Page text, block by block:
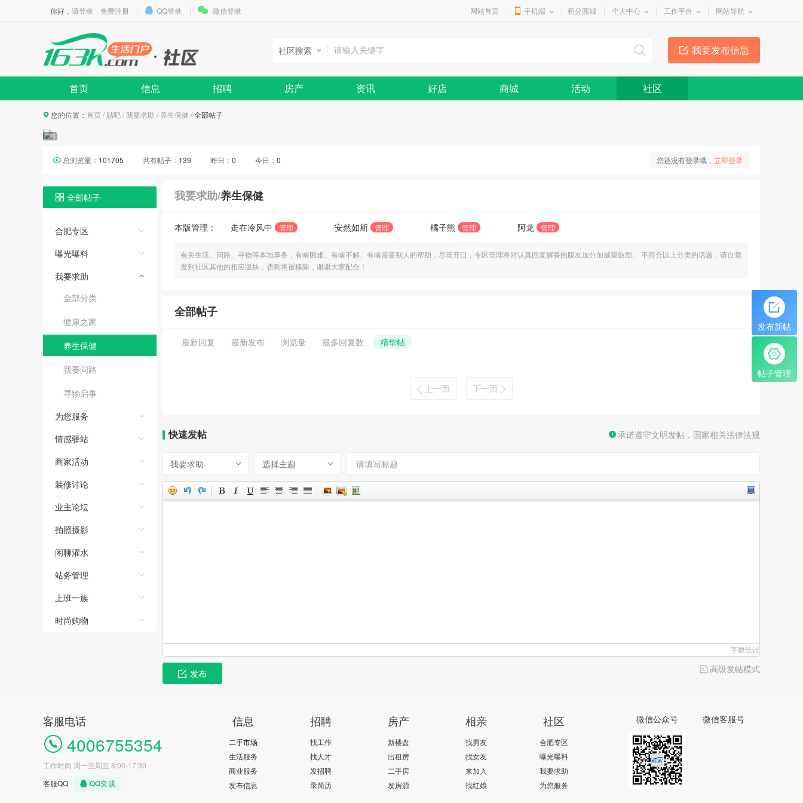
你好， 请登录 免费注册 QQ登录 微信登录 网站首页 手机端 积分商城 个人中心 工作平台 网站导航
我要发布信息
社区搜索
首页 信息 招聘 房产 资讯 好店 商城 活动 社区
您的位置： 首页/ 贴吧/我要求助 / 养生保健 /全部帖子
您还没有登录哦， 立即登录
总浏览量： 101705 共有帖子： 139 昨日： 0 今日： 0
全部帖子
合肥专区
曝光曝料
我要求助
全部分类
健康之家
养生保健
我要问路
寻物启事
为您服务
情感驿站
商家活动
装修讨论
业主论坛
拍照摄影
闲聊灌水
站务管理
上班一族
时尚购物
我要求助/养生保健
本版管理： 走在冷风中 管理 安然如斯 管理 橘子熊 管理 阿龙 管理
有关生活、问路、寻物等本地事务，有啥困难、有啥不解、有啥需要别人的帮助，尽管开口，专区管理将对认真回复解答的版友加分加威望鼓励。 不符合以上分类的话题，请自觉
发到社区其他的相应版块，否则将被移除，谢谢大家配合！
全部帖子
最新回复 最新发布 浏览量 最多回复数 精华帖
承诺遵守文明发帖，国家相关法律法规
快速发帖
我要求助 选择主题
字数统计
高级发帖模式
发布
客服电话
4006755354
工作时间 周一至周五 8:00-17:30
客服QQ
信息
二手市场
生活服务
商业服务
发布信息
招聘
找工作
找人才
发招聘
录简历
房产
新楼盘
出租房
二手房
发房源
相亲
找男友
找女友
来加入
找红娘
社区
合肥专区
曝光曝料
我要求助
为您服务
微信公众号 微信客服号
发布新帖
帖子管理